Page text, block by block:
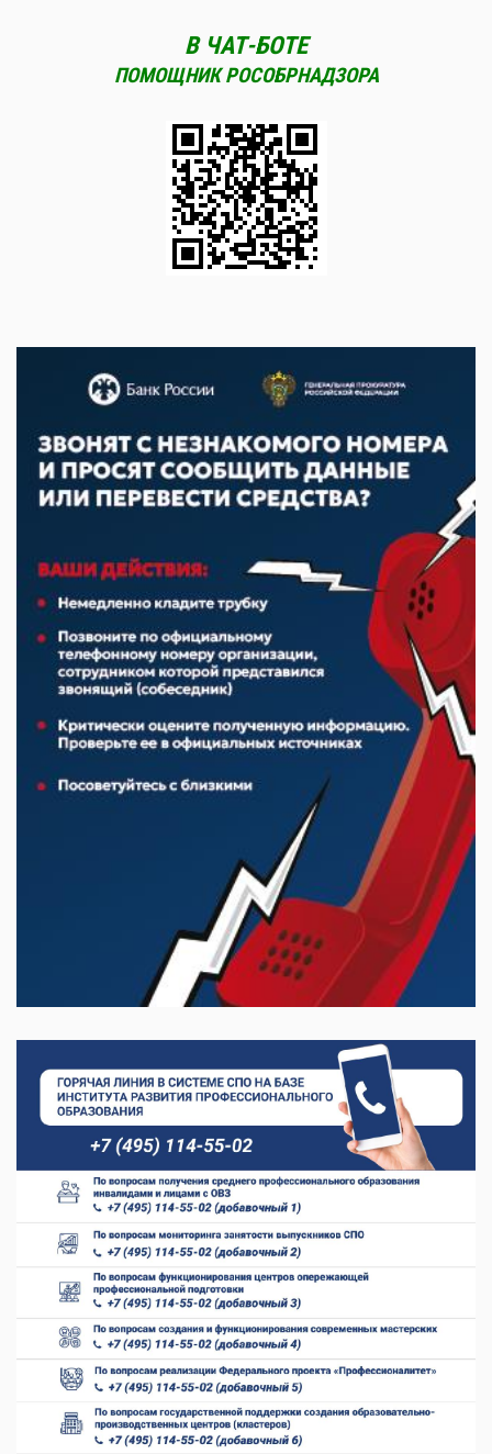
В ЧАТ-БОТЕ
ПОМОЩНИК РОСОБРНАДЗОРА